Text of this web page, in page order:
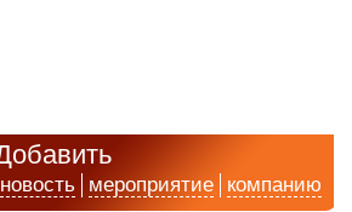
новость мероприятие компанию